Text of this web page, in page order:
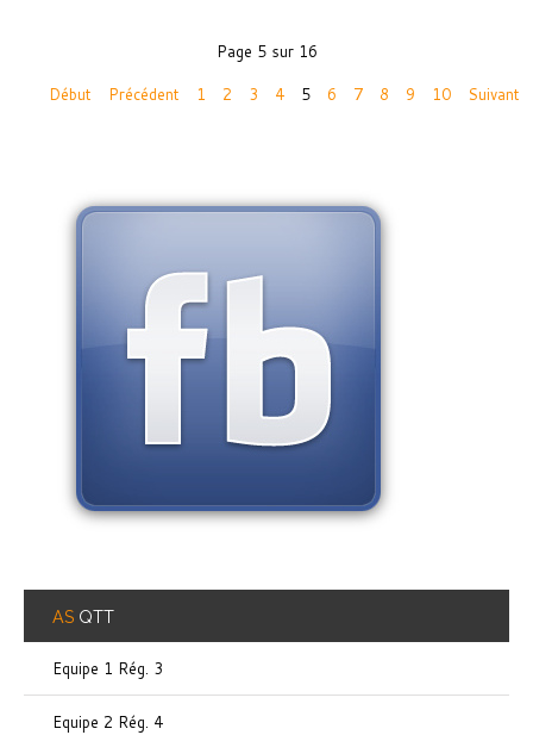
Page 5 sur 16
Début
Précédent 1 2 3 4 5 6 7 8 9 10 Suivant
AS QTT
Equipe 1 Rég. 3
Equipe 2 Rég. 4